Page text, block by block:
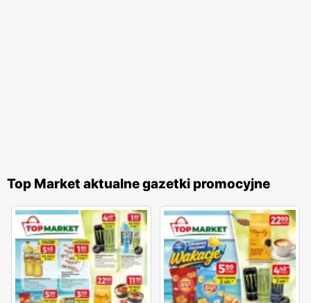
Top Market aktualne gazetki promocyjne